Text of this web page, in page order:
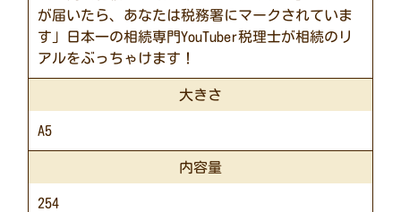
が届いたら、あなたは税務署にマークされていま
す」日本一の相続専門YouTuber税理士が相続のリ
アルをぶっちゃけます！
大きさ
A5
内容量
254